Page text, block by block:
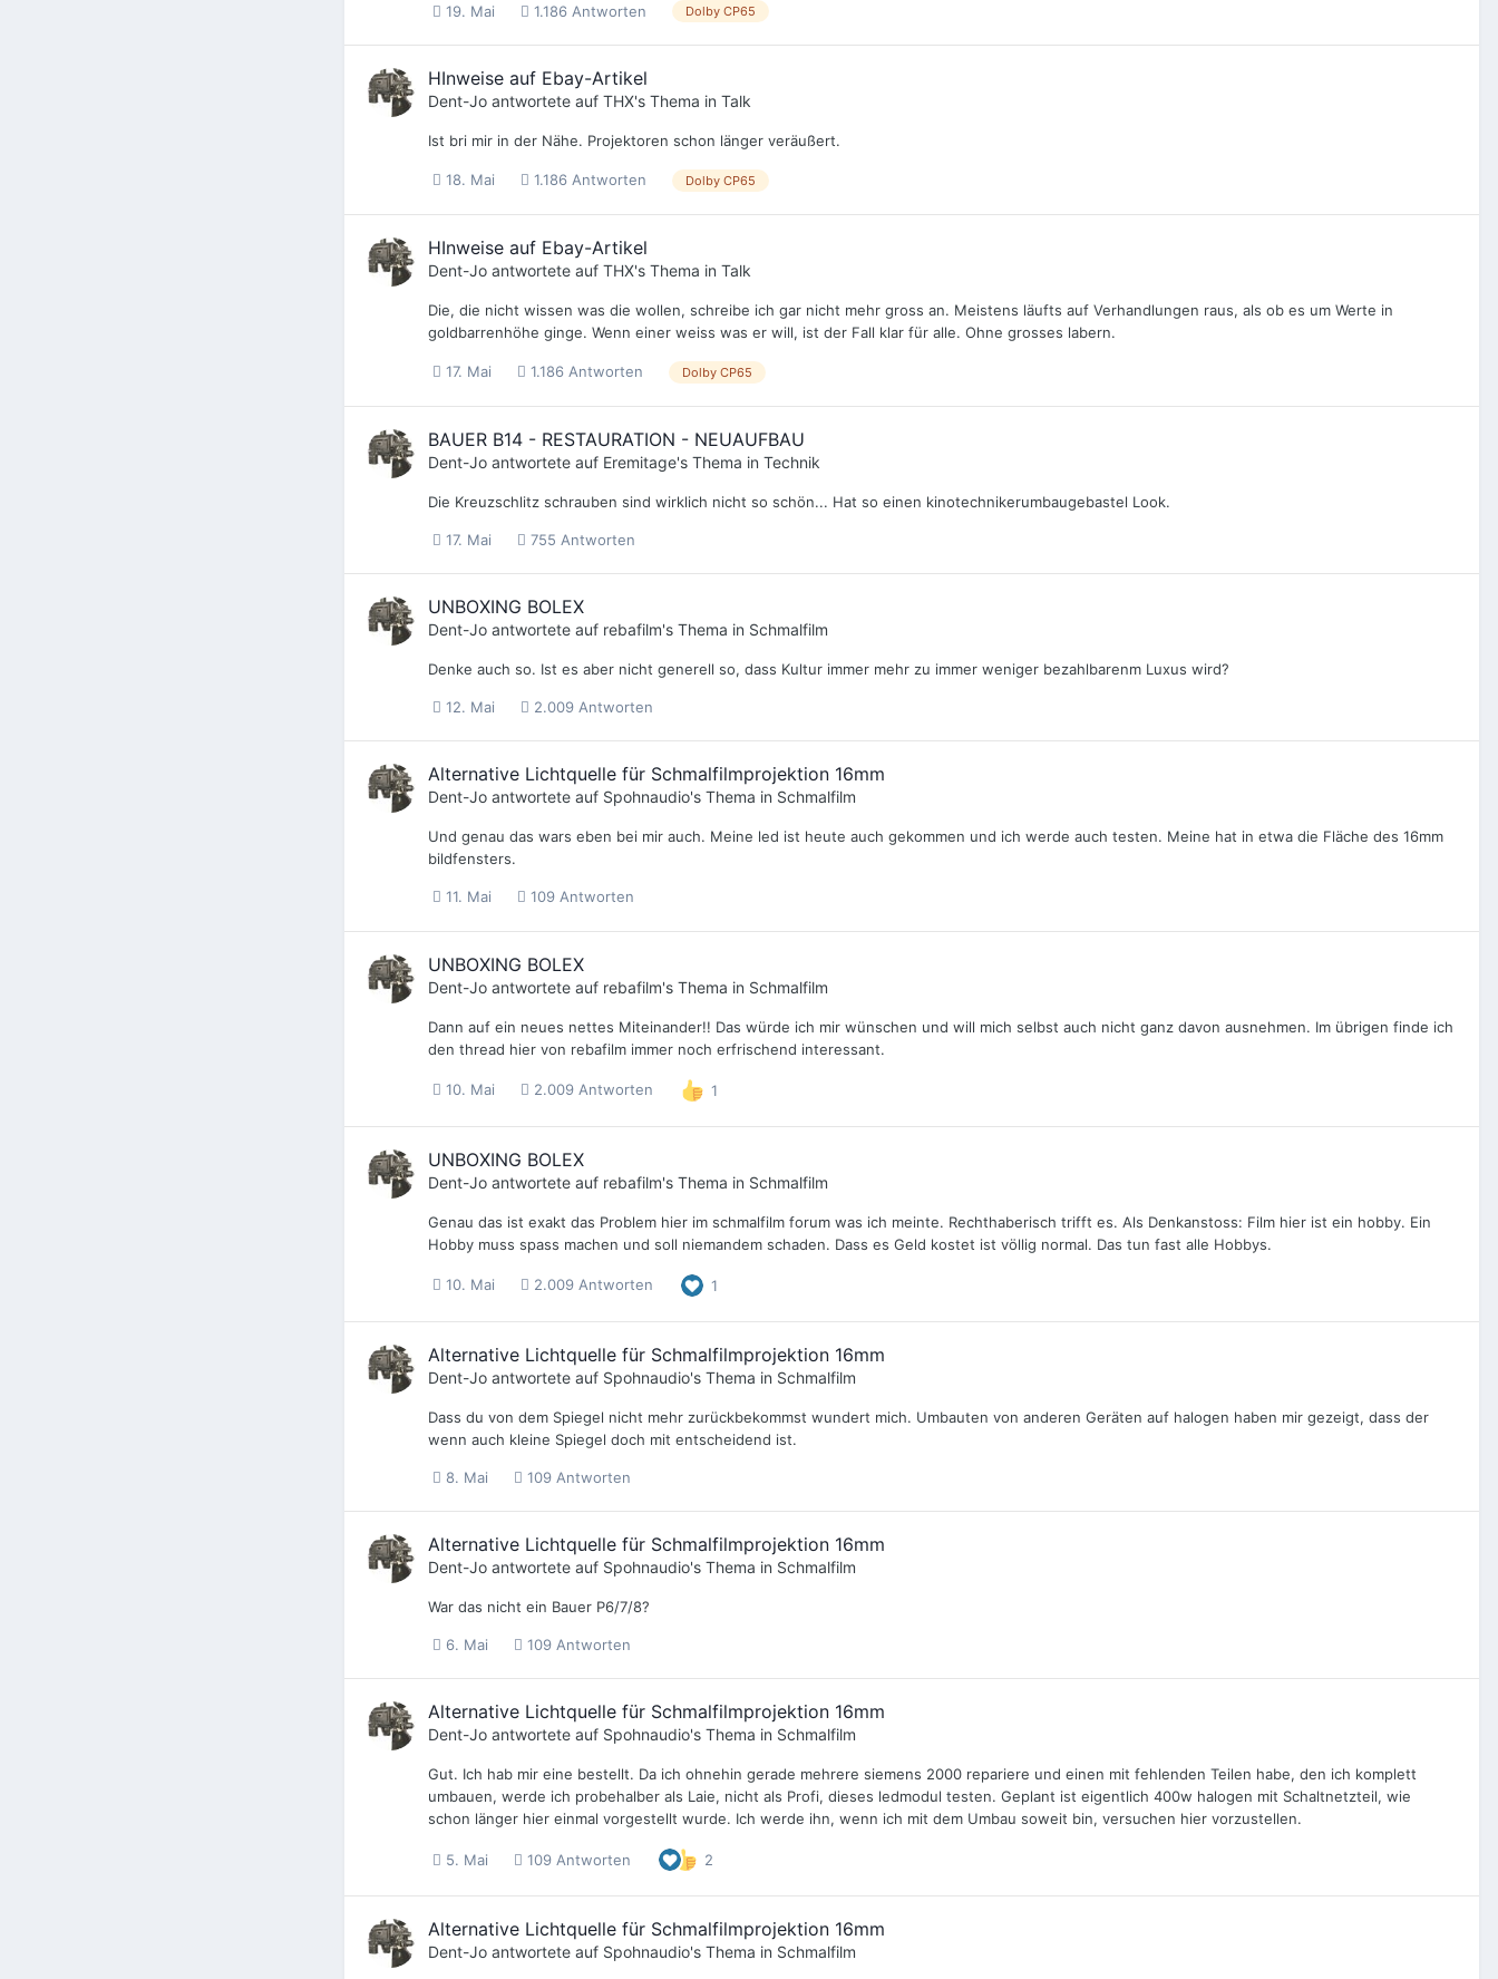
19. Mai 1.186 Antworten Dolby CP65
HInweise auf Ebay-Artikel
Dent-Jo antwortete auf THX's Thema in Talk
Ist bri mir in der Nähe. Projektoren schon länger veräußert.
18. Mai 1.186 Antworten Dolby CP65
HInweise auf Ebay-Artikel
Dent-Jo antwortete auf THX's Thema in Talk
Die, die nicht wissen was die wollen, schreibe ich gar nicht mehr gross an. Meistens läufts auf Verhandlungen raus, als ob es um Werte in
goldbarrenhöhe ginge. Wenn einer weiss was er will, ist der Fall klar für alle. Ohne grosses labern.
17. Mai 1.186 Antworten Dolby CP65
BAUER B14 - RESTAURATION - NEUAUFBAU
Dent-Jo antwortete auf Eremitage's Thema in Technik
Die Kreuzschlitz schrauben sind wirklich nicht so schön... Hat so einen kinotechnikerumbaugebastel Look.
17. Mai 755 Antworten
UNBOXING BOLEX
Dent-Jo antwortete auf rebafilm's Thema in Schmalfilm
Denke auch so. Ist es aber nicht generell so, dass Kultur immer mehr zu immer weniger bezahlbarenm Luxus wird?
12. Mai 2.009 Antworten
Alternative Lichtquelle für Schmalfilmprojektion 16mm
Dent-Jo antwortete auf Spohnaudio's Thema in Schmalfilm
Und genau das wars eben bei mir auch. Meine led ist heute auch gekommen und ich werde auch testen. Meine hat in etwa die Fläche des 16mm
bildfensters.
11. Mai 109 Antworten
UNBOXING BOLEX
Dent-Jo antwortete auf rebafilm's Thema in Schmalfilm
Dann auf ein neues nettes Miteinander!! Das würde ich mir wünschen und will mich selbst auch nicht ganz davon ausnehmen. Im übrigen finde ich
den thread hier von rebafilm immer noch erfrischend interessant.
10. Mai 2.009 Antworten 1
UNBOXING BOLEX
Dent-Jo antwortete auf rebafilm's Thema in Schmalfilm
Genau das ist exakt das Problem hier im schmalfilm forum was ich meinte. Rechthaberisch trifft es. Als Denkanstoss: Film hier ist ein hobby. Ein
Hobby muss spass machen und soll niemandem schaden. Dass es Geld kostet ist völlig normal. Das tun fast alle Hobbys.
10. Mai 2.009 Antworten 1
Alternative Lichtquelle für Schmalfilmprojektion 16mm
Dent-Jo antwortete auf Spohnaudio's Thema in Schmalfilm
Dass du von dem Spiegel nicht mehr zurückbekommst wundert mich. Umbauten von anderen Geräten auf halogen haben mir gezeigt, dass der
wenn auch kleine Spiegel doch mit entscheidend ist.
8. Mai 109 Antworten
Alternative Lichtquelle für Schmalfilmprojektion 16mm
Dent-Jo antwortete auf Spohnaudio's Thema in Schmalfilm
War das nicht ein Bauer P6/7/8?
6. Mai 109 Antworten
Alternative Lichtquelle für Schmalfilmprojektion 16mm
Dent-Jo antwortete auf Spohnaudio's Thema in Schmalfilm
Gut. Ich hab mir eine bestellt. Da ich ohnehin gerade mehrere siemens 2000 repariere und einen mit fehlenden Teilen habe, den ich komplett
umbauen, werde ich probehalber als Laie, nicht als Profi, dieses ledmodul testen. Geplant ist eigentlich 400w halogen mit Schaltnetzteil, wie
schon länger hier einmal vorgestellt wurde. Ich werde ihn, wenn ich mit dem Umbau soweit bin, versuchen hier vorzustellen.
5. Mai 109 Antworten 2
Alternative Lichtquelle für Schmalfilmprojektion 16mm
Dent-Jo antwortete auf Spohnaudio's Thema in Schmalfilm